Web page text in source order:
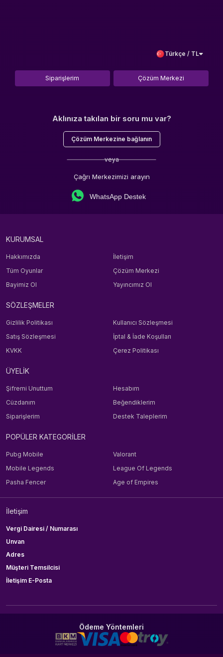
Türkçe / TL
Siparişlerim Çözüm Merkezi
Aklınıza takılan bir soru mu var?
Çözüm Merkezine bağlanın
veya
Çağrı Merkezimizi arayın
WhatsApp Destek
KURUMSAL
Hakkımızda
İletişim
Tüm Oyunlar
Çözüm Merkezi
Bayimiz Ol
Yayıncımız Ol
SÖZLEŞMELER
Gizlilik Politikası
Kullanıcı Sözleşmesi
Satış Sözleşmesi
İptal & İade Koşulları
KVKK
Çerez Politikası
ÜYELİK
Şifremi Unuttum
Hesabım
Cüzdanım
Beğendiklerim
Siparişlerim
Destek Taleplerim
POPÜLER KATEGORİLER
Pubg Mobile
Valorant
Mobile Legends
League Of Legends
Pasha Fencer
Age of Empires
İletişim
Vergi Dairesi / Numarası
Unvan
Adres
Müşteri Temsilcisi
İletişim E-Posta
Ödeme Yöntemleri